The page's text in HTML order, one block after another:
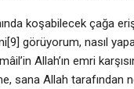
koşabilecek çağa
görüyorum, nasıl
Allah’ın emri
sana Allah tarafından